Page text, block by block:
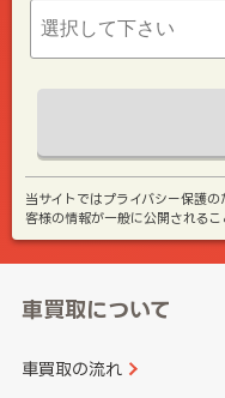
当サイトではプライバシー保護
客様の情報が一般に公開される
車買取について
車買取の流れ